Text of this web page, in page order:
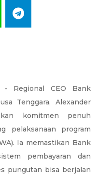
Regional CEO Bank
Tenggara, Alexander
komitmen penuh
pelaksanaan program
Ia memastikan Bank
pembayaran dan
pungutan bisa berjalan